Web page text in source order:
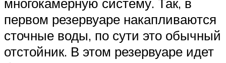
первом резервуаре накапливаются
сточные воды, по сути это обычный
отстойник. В этом резервуаре идет